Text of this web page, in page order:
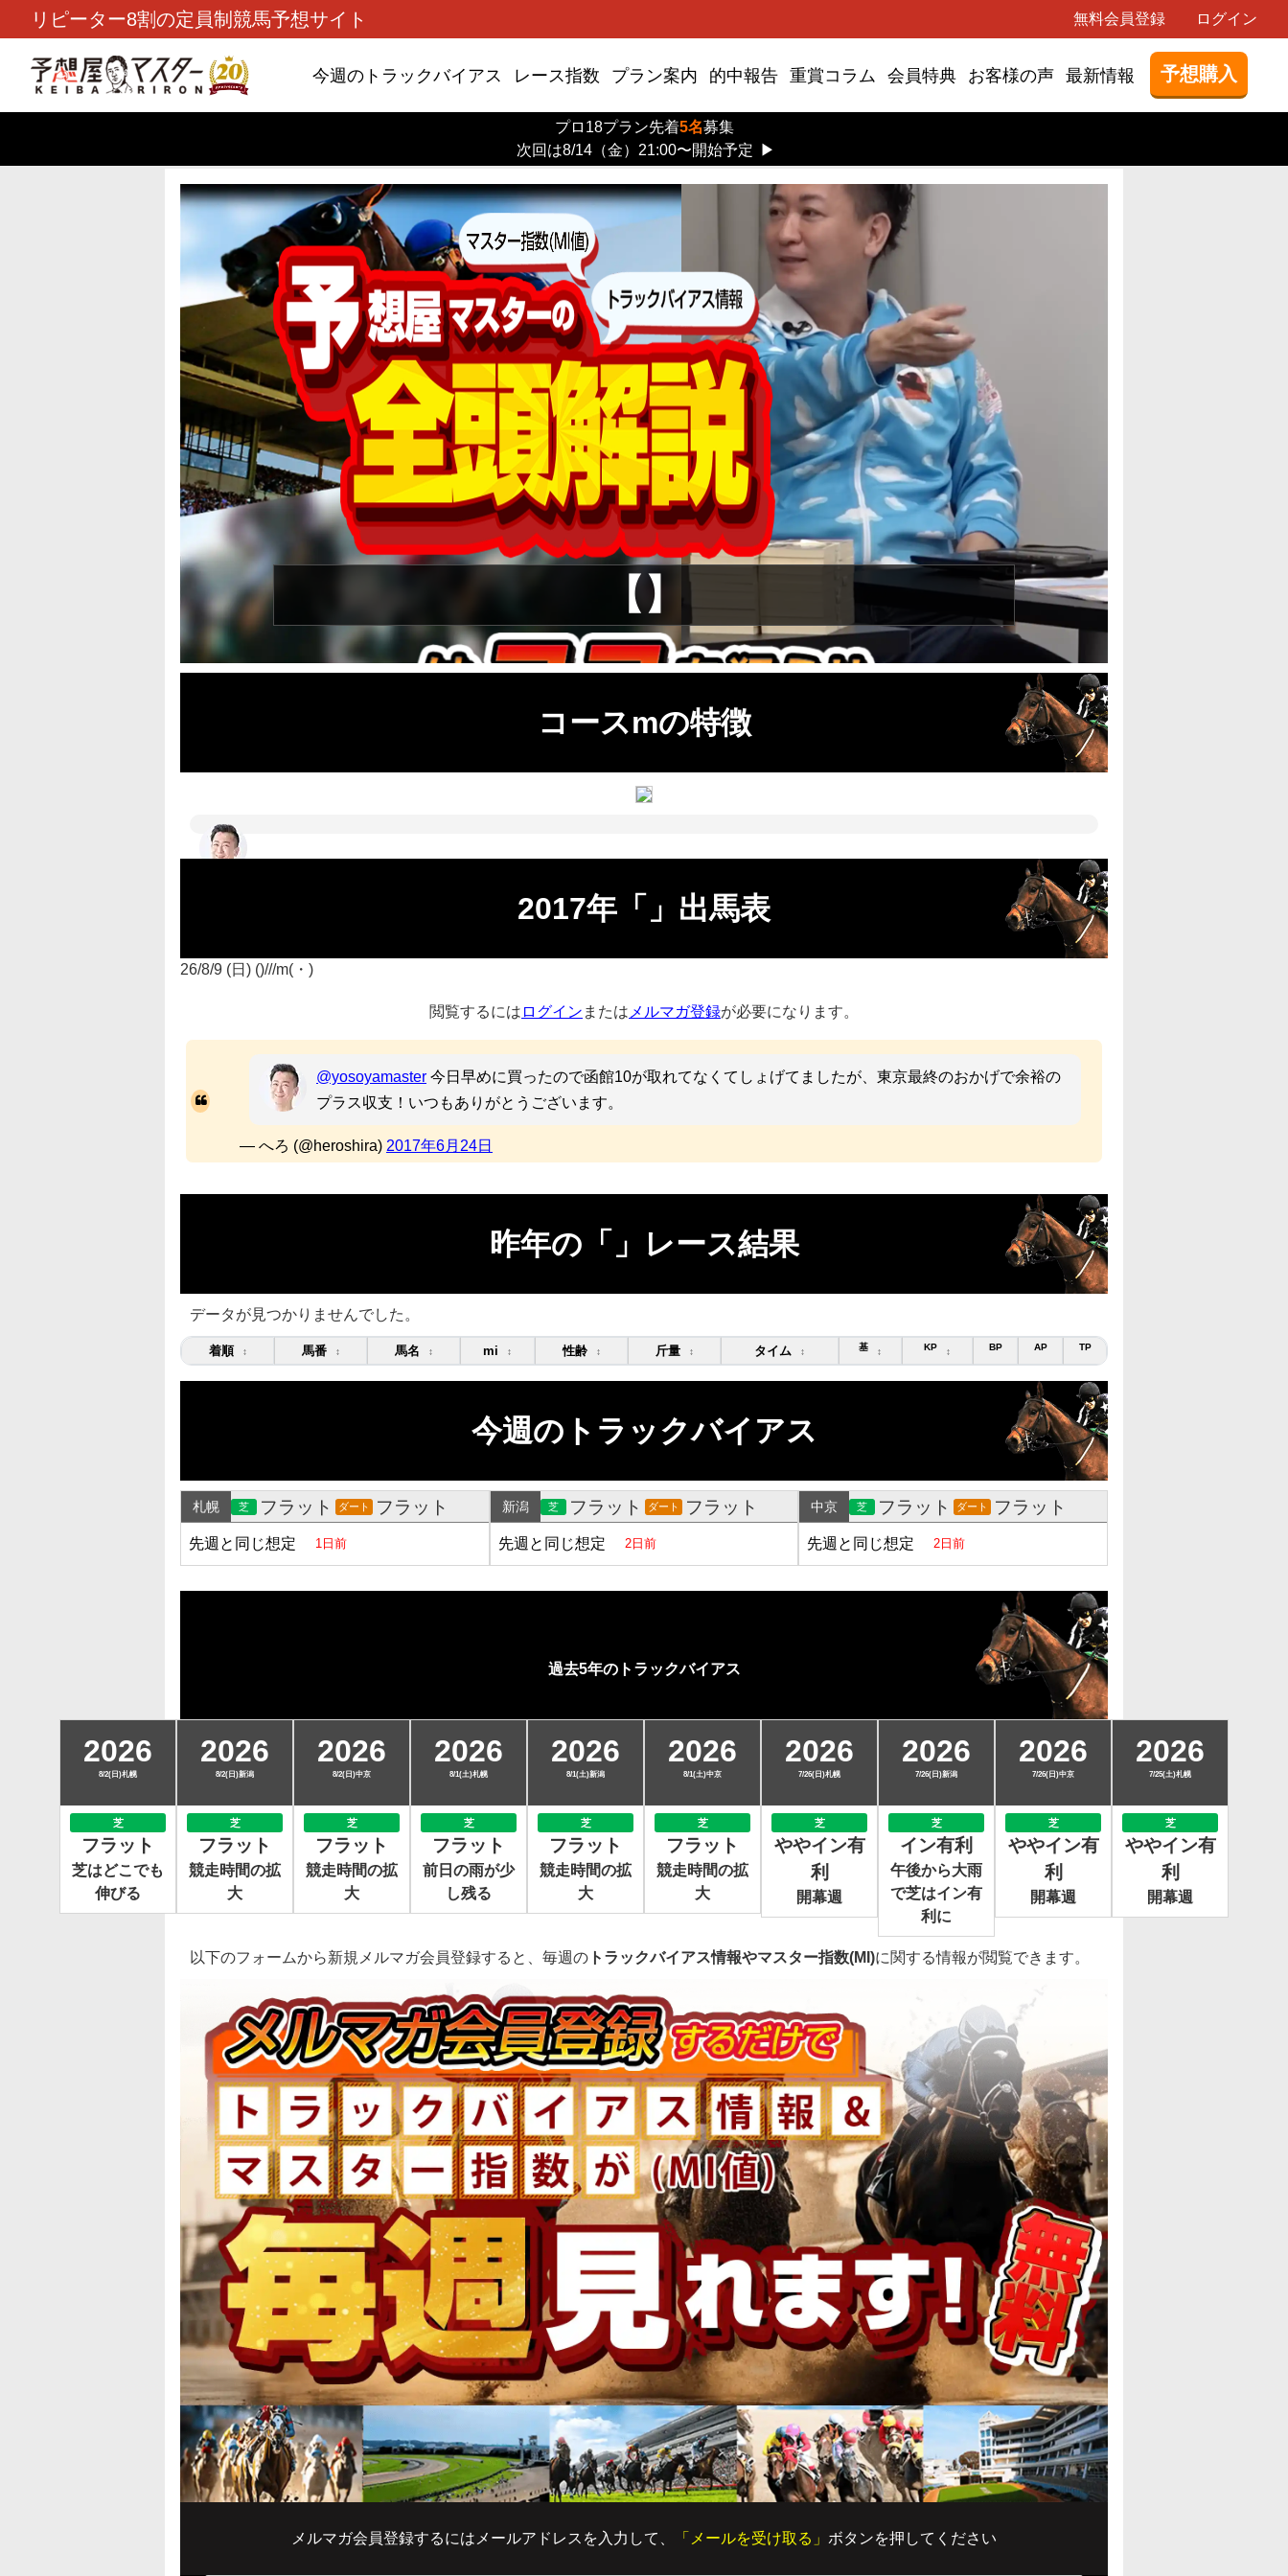
リピーター8割の定員制競馬予想サイト 無料会員登録 ログイン
今週のトラックバイアス レース指数 プラン案内 的中報告 重賞コラム 会員特典 お客様の声 最新情報 予想購入
プロ18プラン先着5名募集
次回は8/14（金）21:00〜開始予定
▶
【】
コースmの特徴
2017年「」出馬表
26/8/9 (日) ()///m(・)
閲覧するには ログイン または メルマガ登録が必要になります。
@yosoyamaster 今日早めに買ったので函館10が取れてなくてしょげてましたが、東京最終のおかげで余裕の
プラス収支！いつもありがとうございます。
— へろ (@heroshira) 2017年6月24日
昨年の「」レース結果
データが見つかりませんでした。
着順 ↕ 馬番 ↕ 馬名 ↕ mi ↕ 性齢 ↕ 斤量 ↕ タイム ↕ 基 ↕ KP ↕ BP AP TP
今週のトラックバイアス
札幌 芝 フラット ダート フラット
先週と同じ想定 1日前
新潟 芝 フラット ダート フラット
先週と同じ想定 2日前
中京 芝 フラット ダート フラット
先週と同じ想定 2日前
過去5年のトラックバイアス
2026
8/2(日)札幌
芝
フラット
芝はどこでも
伸びる
2026
8/2(日)新潟
芝
フラット
競走時間の拡
大
2026
8/2(日)中京
芝
フラット
競走時間の拡
大
2026
8/1(土)札幌
芝
フラット
前日の雨が少
し残る
2026
8/1(土)新潟
芝
フラット
競走時間の拡
大
2026
8/1(土)中京
芝
フラット
競走時間の拡
大
2026
7/26(日)札幌
芝
ややイン有
利
開幕週
2026
7/26(日)新潟
芝
イン有利
午後から大雨
で芝はイン有
利に
2026
7/26(日)中京
芝
ややイン有
利
開幕週
2026
7/25(土)札幌
芝
ややイン有
利
開幕週
以下のフォームから新規メルマガ会員登録すると、毎週の トラックバイアス情報やマスター指数(MI)に関する情報が閲覧できます。
メルマガ会員登録するにはメールアドレスを入力して、 「メールを受け取る」 ボタンを押してください